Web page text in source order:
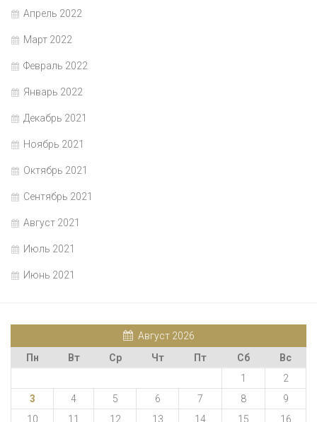
Апрель 2022
Март 2022
Февраль 2022
Январь 2022
Декабрь 2021
Ноябрь 2021
Октябрь 2021
Сентябрь 2021
Август 2021
Июль 2021
Июнь 2021
Август 2026
Пн
Вт Ср Чт Пт Сб
Вс
1
2
3
4 5 6 7 8
9
10
11 12 13 14 15
16